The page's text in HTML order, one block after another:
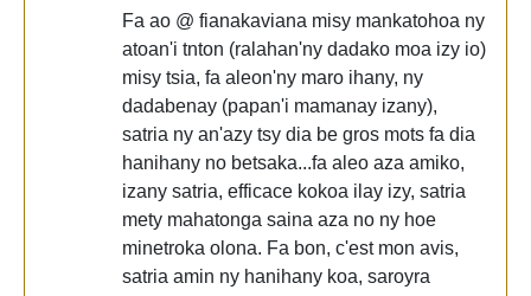
Fa ao @ fianakaviana misy mankatohoa ny
atoan'i tnton (ralahan'ny dadako moa izy io)
misy tsia, fa aleon'ny maro ihany, ny
dadabenay (papan'i mamanay izany),
satria ny an'azy tsy dia be gros mots fa dia
hanihany no betsaka...fa aleo aza amiko,
izany satria, efficace kokoa ilay izy, satria
mety mahatonga saina aza no ny hoe
minetroka olona. Fa bon, c'est mon avis,
satria amin ny hanihany koa, saroyra